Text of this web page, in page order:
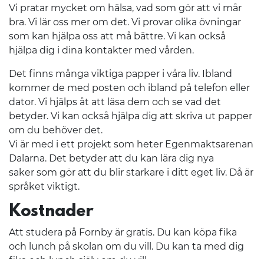
Vi pratar mycket om hälsa, vad som gör att vi mår
bra. Vi lär oss mer om det. Vi provar olika övningar
som kan hjälpa oss att må bättre. Vi kan också
hjälpa dig i dina kontakter med vården.
Det finns många viktiga papper i våra liv. Ibland
kommer de med posten och ibland på telefon eller
dator. Vi hjälps åt att läsa dem och se vad det
betyder. Vi kan också hjälpa dig att skriva ut papper
om du behöver det.
Vi är med i ett projekt som heter Egenmaktsarenan
Dalarna. Det betyder att du kan lära dig nya
saker som gör att du blir starkare i ditt eget liv. Då är
språket viktigt.
Kostnader
Att studera på Fornby är gratis. Du kan köpa fika
och lunch på skolan om du vill. Du kan ta med dig